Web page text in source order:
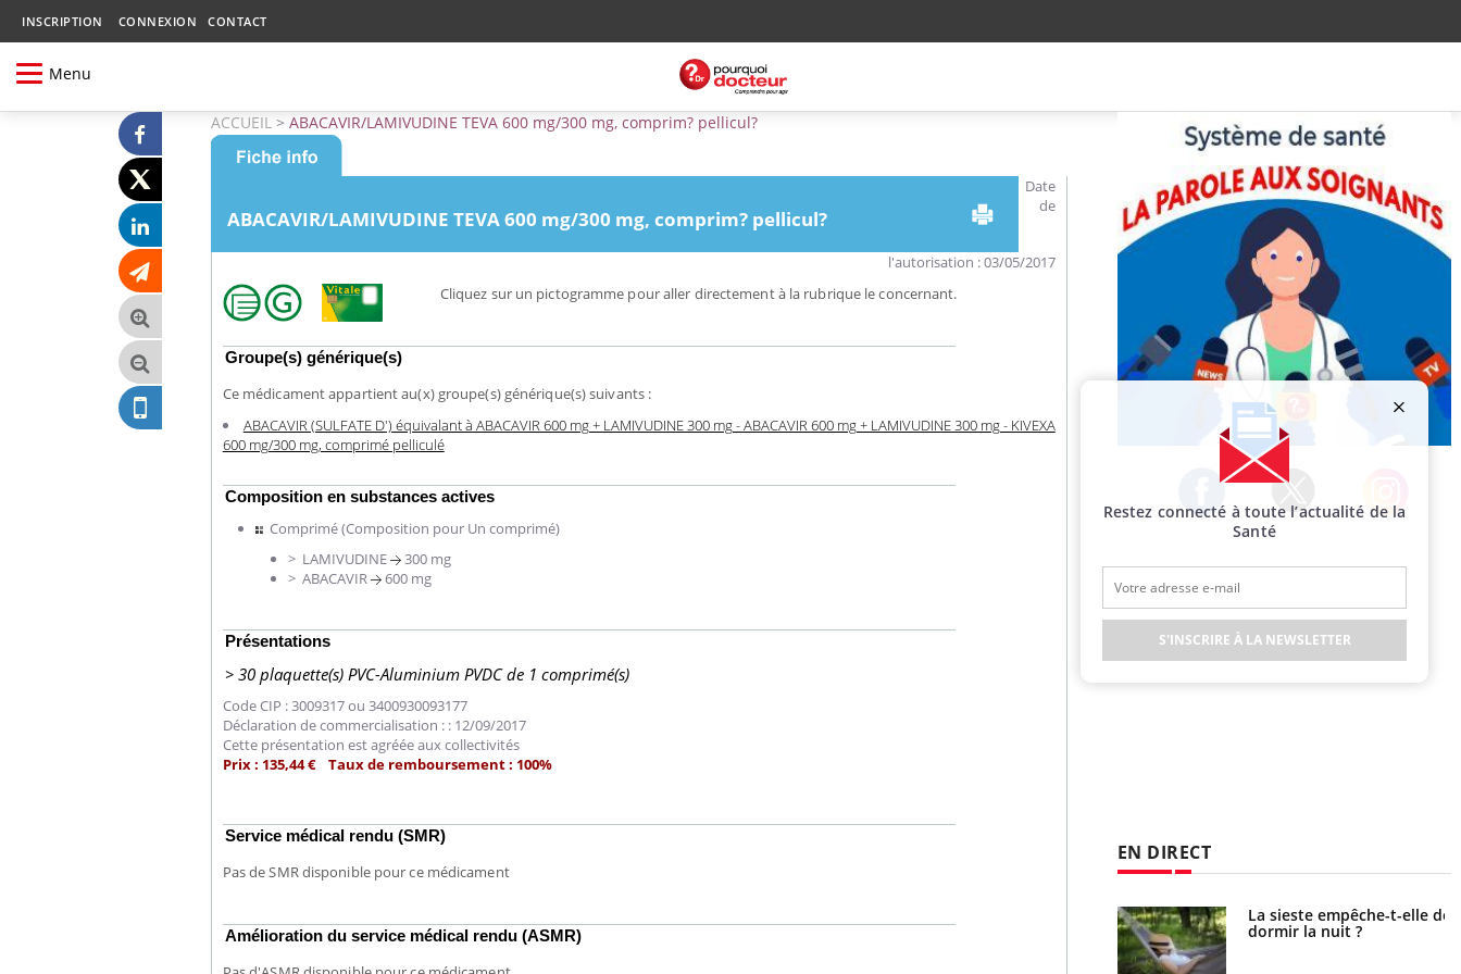
INSCRIPTION CONNEXION CONTACT
Menu
ACCUEIL > ABACAVIR/LAMIVUDINE TEVA 600 mg/300 mg, comprim? pellicul?
ABACAVIR/LAMIVUDINE TEVA 600 mg/300 mg, comprim? pellicul?
Date
de
l'autorisation : 03/05/2017
Cliquez sur un pictogramme pour aller directement à la rubrique le concernant.
Groupe(s) générique(s)
Ce médicament appartient au(x) groupe(s) générique(s) suivants :
ABACAVIR (SULFATE D') équivalant à ABACAVIR 600 mg + LAMIVUDINE 300 mg - ABACAVIR 600 mg + LAMIVUDINE 300 mg - KIVEXA
600 mg/300 mg, comprimé pelliculé
Composition en substances actives
Comprimé (Composition pour Un comprimé)
> LAMIVUDINE
300 mg
> ABACAVIR
600 mg
Présentations
> 30 plaquette(s) PVC-Aluminium PVDC de 1 comprimé(s)
Code CIP : 3009317 ou 3400930093177
Déclaration de commercialisation : : 12/09/2017
Cette présentation est agréée aux collectivités
Prix : 135,44 € Taux de remboursement : 100%
Service médical rendu (SMR)
Pas de SMR disponible pour ce médicament
Amélioration du service médical rendu (ASMR)
Facebook Twitter
EN DIRECT
chez un touriste en France écrans en vacances ? West Nile : que se passe-t-
La sieste empêche-t-elle de
dormir la nuit ?
Restez connecté à toute l’actualité de la
Santé
S'INSCRIRE À LA NEWSLETTER